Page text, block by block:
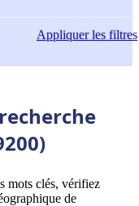
Appliquerles filtres
mots clés, vérifiez
de